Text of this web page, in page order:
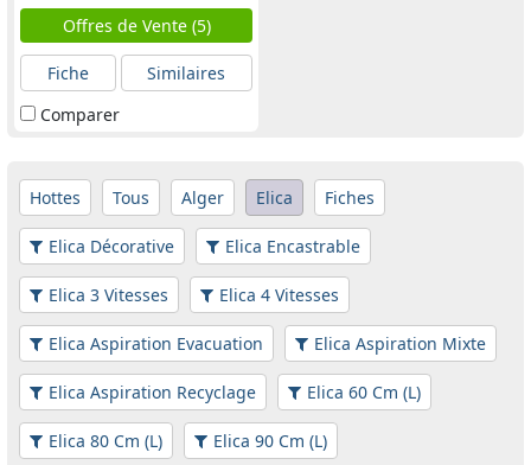
Offres de Vente (5)
Fiche
Similaires
Comparer
Hottes Tous Alger Elica Fiches
Elica Décorative Elica Encastrable
Elica 3 Vitesses Elica 4 Vitesses
Elica Aspiration Evacuation Elica Aspiration Mixte
Elica Aspiration Recyclage Elica 60 Cm (L)
Elica 80 Cm (L) Elica 90 Cm (L)